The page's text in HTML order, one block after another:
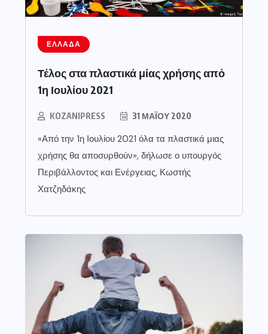
ΕΛΛΆΔΑ
Τέλος στα πλαστικά μίας χρήσης από
1η Ιουλίου 2021
KOZANIPRESS 31 ΜΑΪ́ΟΥ 2020
«Από την 1η Ιουλίου 2021 όλα τα πλαστικά μιας
χρήσης θα αποσυρθούν», δήλωσε ο υπουργός
Περιβάλλοντος και Ενέργειας, Κωστής
Χατζηδάκης